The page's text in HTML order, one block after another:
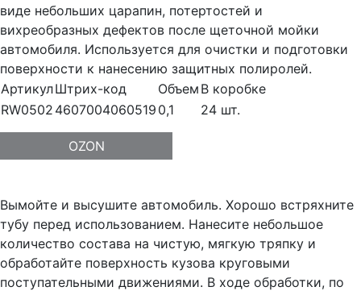
виде небольших царапин, потертостей и
вихреобразных дефектов после щеточной мойки
автомобиля. Используется для очистки и подготовки
поверхности к нанесению защитных полиролей.
АртикулШтрих-код Объем В коробке
RW0502 4607004060519 0,1 24 шт.
OZON
Вымойте и высушите автомобиль. Хорошо встряхните
тубу перед использованием. Нанесите небольшое
количество состава на чистую, мягкую тряпку и
обработайте поверхность кузова круговыми
поступательными движениями. В ходе обработки, по